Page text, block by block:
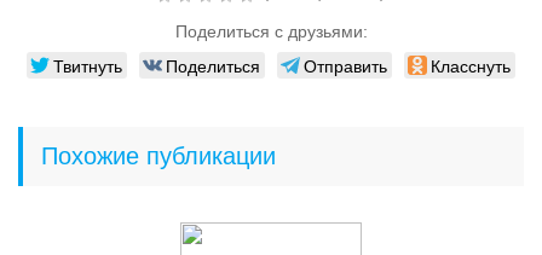
Поделиться с друзьями:
Твитнуть Поделиться Отправить Класснуть
Похожие публикации